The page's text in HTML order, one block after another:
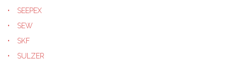
SEEPEX
SEW
SKF
SULZER